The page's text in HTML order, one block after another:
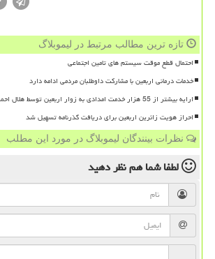
تازه ترین مطالب مرتبط در لیموبلاگ
احتمال قطع موقت سیستم های تامین اجتماعی
خدمات درمانی اربعین با مشارکت داوطلبان مردمی ادامه دارد
ارایه بیشتر از 55 هزار خدمت امدادی به زوار اربعین توسط هلال احمر
احراز هویت زائرین اربعین برای دریافت گذرنامه تسهیل شد
نظرات بینندگان لیموبلاگ در مورد این مطلب
لطفا شما همنظر دهید